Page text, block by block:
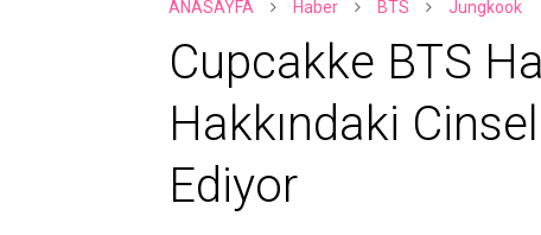
ANASAYFA Haber BTS Jungkook
Cupcakke BTS
Hakkındaki
Ediyor